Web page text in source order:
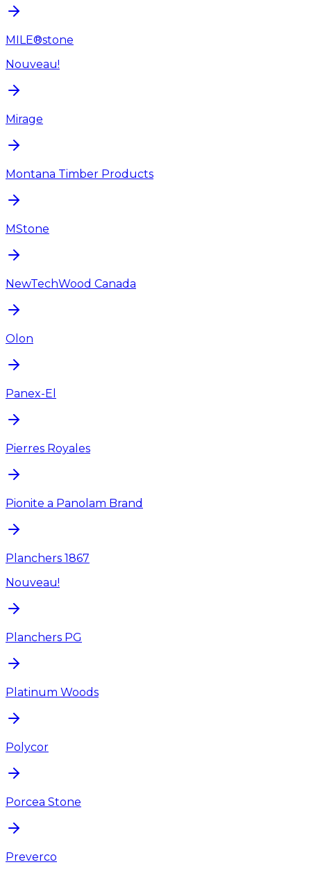
MILE®stone
Nouveau!
Mirage
Montana Timber Products
MStone
NewTechWood Canada
Olon
Panex-El
Pierres Royales
Pionite a Panolam Brand
Planchers 1867
Nouveau!
Planchers PG
Platinum Woods
Polycor
Porcea Stone
Preverco